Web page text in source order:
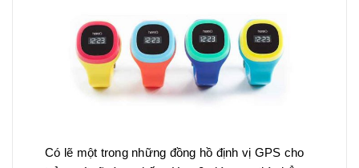
Có lẽ một trong những đồng hồ định vị GPS cho